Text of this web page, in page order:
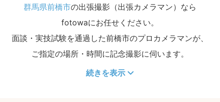
群馬県前橋市の出張撮影（出張カメラマン）なら
fotowaにお任せください。
面談・実技試験を通過した前橋市のプロカメラマンが、
ご指定の場所・時間に記念撮影に伺います。
続きを表示